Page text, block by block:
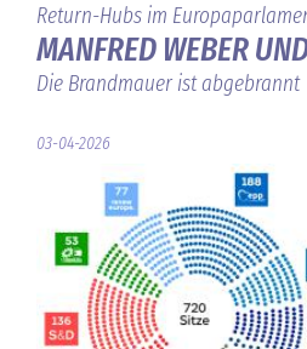
Return-Hubs im
MANFRED WEBER
Die Brandmauer ist abgebrannt
03-04-2026